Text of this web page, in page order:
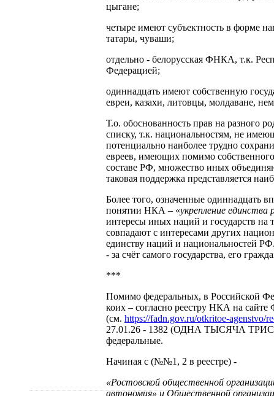
цыгане;
четыре имеют субъектность в форме
татары, чуваши;
отдельно - белорусская ФНКА, т.к.
Федерацией;
одиннадцать имеют собственную
евреи, казахи, литовцы, молдаване,
Т.о. обоснованность прав на разного
списку, т.к. национальностям, не
потенциально наиболее трудно
евреев, имеющих помимо
составе РФ, множество иных
таковая поддержка представляется
Более того, означенные одиннадцать
понятии НКА – «укрепление единства
интересы иных наций и государств на
совпадают с интересами других
единству наций и национальностей
- за счёт самого государства, его
***
Помимо федеральных, в Российской
коих – согласно реестру НКА на сайте
(см. https://fadn.gov.ru/otkritoe-
27.01.26 - 1382 (ОДНА ТЫСЯЧА
федеральные.
Начиная с (№№1, 2 в реестре) -
«Ростовской общественной
автономия» и Общественной